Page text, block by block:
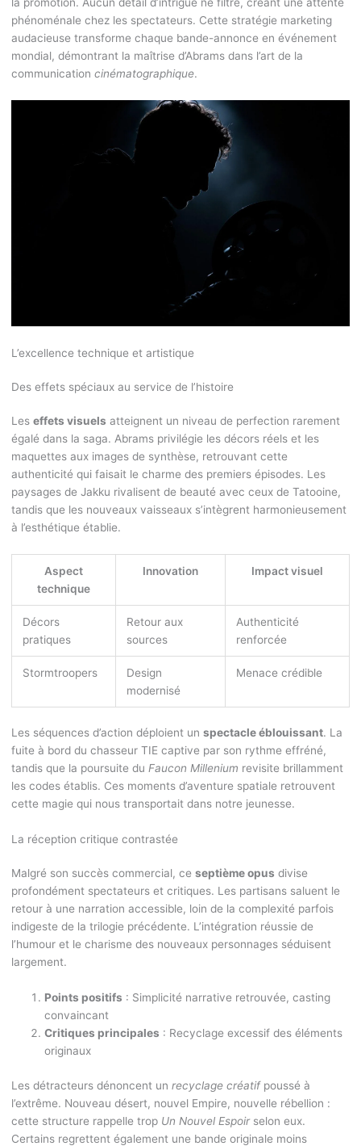
phénoménale chez les spectateurs. Cette stratégie marketing
audacieuse transforme chaque bande-annonce en événement
mondial, démontrant la maîtrise d’Abrams dans l’art de la
communication cinématographique.
L’excellence technique et artistique
Des effets spéciaux au service de l’histoire
Les effets visuels atteignent un niveau de perfection rarement
égalé dans la saga. Abrams privilégie les décors réels et les
maquettes aux images de synthèse, retrouvant cette
authenticité qui faisait le charme des premiers épisodes. Les
paysages de Jakku rivalisent de beauté avec ceux de Tatooine,
tandis que les nouveaux vaisseaux s’intègrent harmonieusement
à l’esthétique établie.
Aspect
technique
Innovation Impact visuel
Décors
pratiques
Retour aux
sources
Authenticité
renforcée
Stormtroopers
Design
modernisé
Menace crédible
Les séquences d’action déploient un spectacle éblouissant. La
fuite à bord du chasseur TIE captive par son rythme effréné,
tandis que la poursuite du Faucon Millenium revisite brillamment
les codes établis. Ces moments d’aventure spatiale retrouvent
cette magie qui nous transportait dans notre jeunesse.
La réception critique contrastée
Malgré son succès commercial, ce septième opus divise
profondément spectateurs et critiques. Les partisans saluent le
retour à une narration accessible, loin de la complexité parfois
indigeste de la trilogie précédente. L’intégration réussie de
l’humour et le charisme des nouveaux personnages séduisent
largement.
Points positifs : Simplicité narrative retrouvée, casting
convaincant
Critiques principales : Recyclage excessif des éléments
originaux
Les détracteurs dénoncent un recyclage créatifpoussé à
l’extrême. Nouveau désert, nouvel Empire, nouvelle rébellion :
cette structure rappelle trop Un Nouvel Espoirselon eux.
Certains regrettent également une bande originale moins